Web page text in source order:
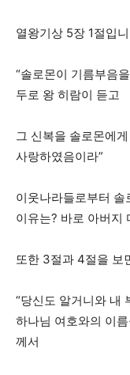
열왕기상 5장 1절입
“솔로몬이 기름부음
두로 왕 히람이 듣고
그 신복을 솔로몬에
사랑하였음이라”
이웃나라들로부터 솔
이유는? 바로 아버지
또한 3절과 4절을 보
“당신도 알거니와 내
하나님 여호와의 이
께서